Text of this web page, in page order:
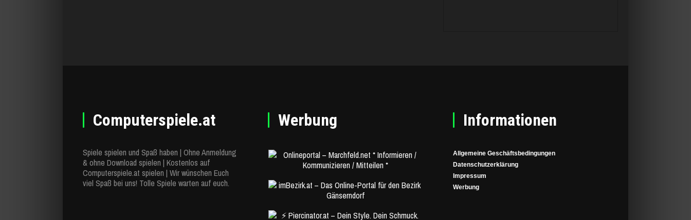
Computerspiele.at
Spiele spielen und Spaß haben | Ohne Anmeldung
& ohne Download spielen | Kostenlos auf
Computerspiele.at spielen | Wir wünschen Euch
viel Spaß bei uns! Tolle Spiele warten auf euch.
Werbung Informationen
Allgemeine Geschäftsbedingungen
Datenschutzerklärung
Impressum
Werbung